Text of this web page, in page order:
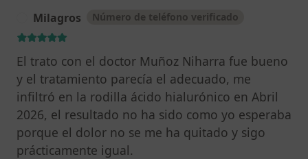
Milagros Número de teléfono verificado
El trato con el doctor Muñoz Niharra fue bueno
y el tratamiento parecía el adecuado, me
infiltró en la rodilla ácido hialurónico en Abril
2026, el resultado no ha sido como yo esperaba
porque el dolor no se me ha quitado y sigo
prácticamente igual.